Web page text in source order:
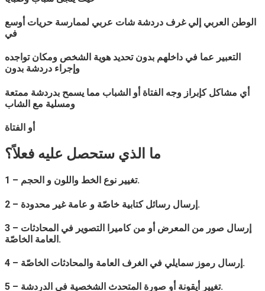
الوطن العربي إلي غرف دردشة شات عربي لممارسة حريات أوسع
في
التعبير عما في داخلهم بدون تحديد هوية الشخص ومكان تواجده
وإجراء دردشة بدون
أي مشاكل كإبراز وجه الفتاة أو الشباب مما يسمح بدردشة ممتعة
ومسلية مع الشاب
أو الفتاة
ما الذي ستحصل عليه فعلاً؟
1 – تغيير نوع الخط واللون و الحجم.
2 – إرسال رسائل كتابية خاصّة و عامة غير محدودة.
3 – إرسال صور من المعرض أو من كاميرا التصوير في المحادثات
العامة الخاصّة.
4 – إرسال رموز سمايلي في الغرف العامة والمحادثات الخاصّة.
5 – تغيير أيقونة أو صورة المتحدث الشخصية في الدردشة.